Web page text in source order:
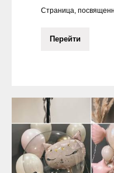
Страница,
Перейти